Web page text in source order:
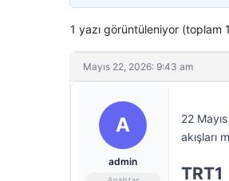
1 yazı görüntüleniyor (toplam
Mayıs 22, 2026: 9:43 am
A
admin
22
akışları
TRT1